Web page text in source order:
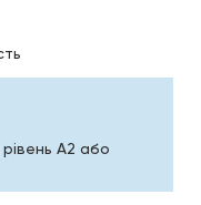
рівень A2 або